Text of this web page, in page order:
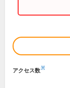
アクセス数※